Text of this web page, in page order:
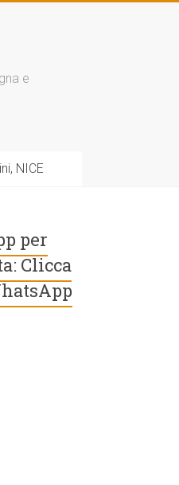
e
NICE
per
Clicca